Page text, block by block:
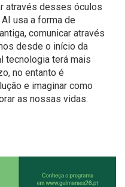
através desses óculos
usa a forma de
comunicar através
desde o início da
tecnologia terá mais
no entanto é
e imaginar como
as nossas vidas.